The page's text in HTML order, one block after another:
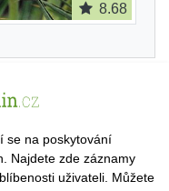
8.68
se na poskytování
Najdete zde záznamy
uživateli. Můžete